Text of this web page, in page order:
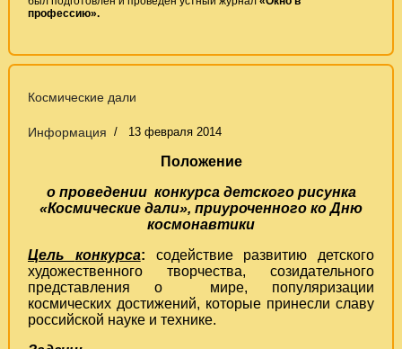
профессию».
Космические дали
Информация 13 февраля 2014
Положение
о проведении конкурса детского рисунка
«Космические дали», приуроченного ко Дню
космонавтики
Цель
конкурса: содействие развитию детского
художественного творчества, созидательного
представления о мире, популяризации
космических достижений, которые принесли славу
российской науке и технике.